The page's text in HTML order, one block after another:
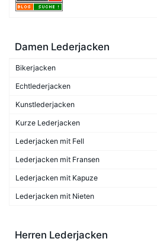
Damen Lederjacken
Bikerjacken
Echtlederjacken
Kunstlederjacken
Kurze Lederjacken
Lederjacken mit Fell
Lederjacken mit Fransen
Lederjacken mit Kapuze
Lederjacken mit Nieten
Herren Lederjacken